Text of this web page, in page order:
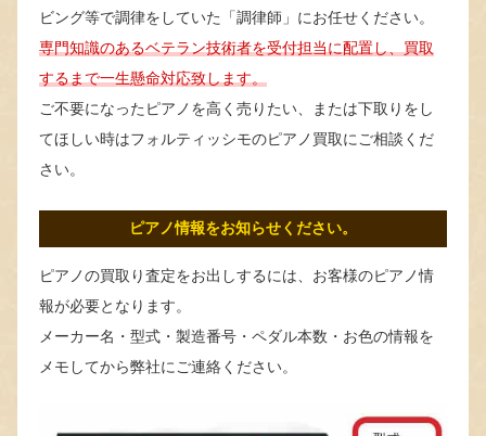
ビング等で調律をしていた「調律師」にお任せください。
専門知識のあるベテラン技術者を受付担当に配置し、買取
するまで一生懸命対応致します。
ご不要になったピアノを高く売りたい、または下取りをし
てほしい時はフォルティッシモのピアノ買取にご相談くだ
さい。
ピアノ情報をお知らせください。
ピアノの買取り査定をお出しするには、お客様のピアノ情
報が必要となります。
メーカー名・型式・製造番号・ペダル本数・お色の情報を
メモしてから弊社にご連絡ください。